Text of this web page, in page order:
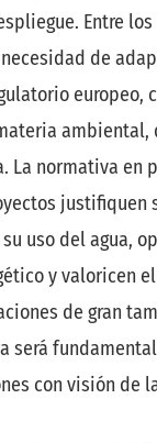
Entre
de
europeo,
ambiental,
La normativa en
justifiquen
uso del agua,
y valoricen
de gran
será
con visión de